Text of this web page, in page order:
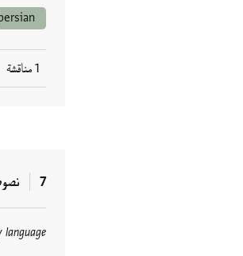
1 مناقشة
7
language
العلامات